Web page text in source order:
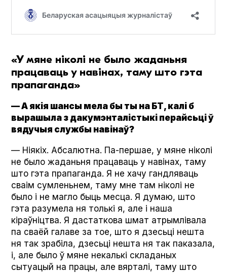
«У мяне ніколі не было жаданьня
працаваць у навінах, таму што гэта
прапаганда»
— А якія шансы мела бы ты на БТ, калі б
вырашыла з дакумэнталістыкі перайсьці ў
вядучыя службы навінаў?
— Ніякіх. Абсалютна. Па-першае, у мяне ніколі
не было жаданьня працаваць у навінах, таму
што гэта прапаганда. Я не хачу гандляваць
сваім сумленьнем, таму мне там ніколі не
было і не магло быць месца. Я думаю, што
гэта разумела ня толькі я, але і наша
кіраўніцтва. Я дастаткова шмат атрымлівала
па сваёй галаве за тое, што я дзесьці нешта
ня так зрабіла, дзесьці нешта ня так паказала,
і, але было ў мяне некалькі складаных
сытуацый на працы, але вярталі, таму што